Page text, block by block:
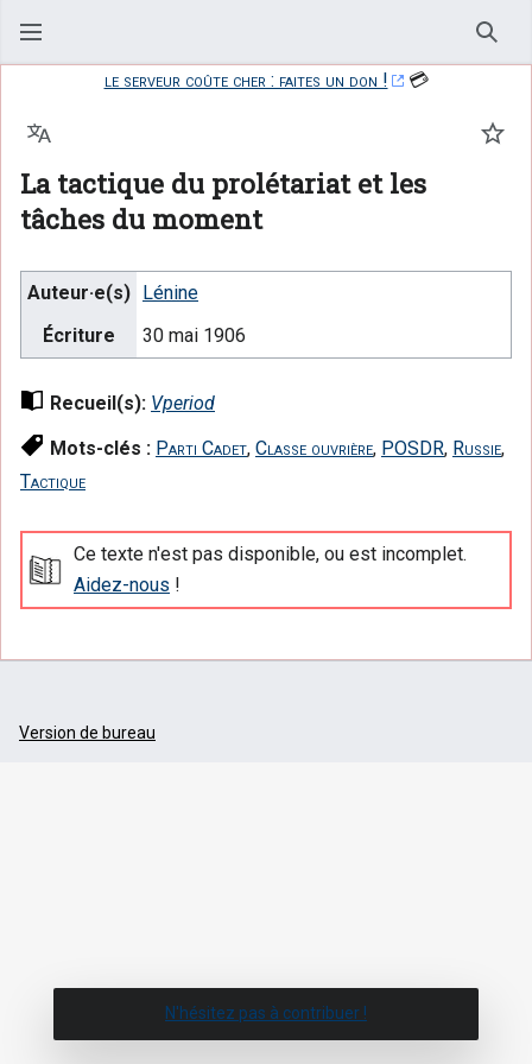
le serveur coûte cher : faites un don !
💳
La tactique du prolétariat et les
tâches du moment
Langue
Auteur·e(s)
Lénine
Écriture
30 mai 1906
Recueil(s): Vperiod
Mots-clés : Parti Cadet, Classe ouvrière, POSDR, Russie,
Tactique
Ce texte n'est pas disponible, ou est incomplet.
Aidez-nous !
Version de bureau
N'hésitez pas à contribuer !